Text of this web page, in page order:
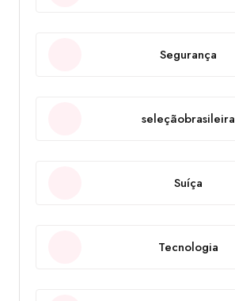
Segurança
seleçãobrasileira
Suíça
Tecnologia